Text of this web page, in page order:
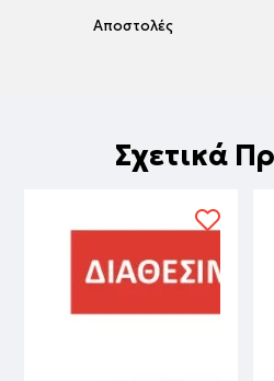
Αποστολές
Σχετικά